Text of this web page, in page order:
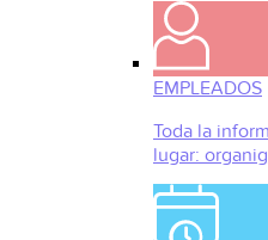
EMPLEADOS
Toda la
lugar: